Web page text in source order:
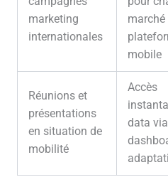
marketing
internationales
marché
mobile
Réunions et
présentations
en situation de
mobilité
Accès
data via